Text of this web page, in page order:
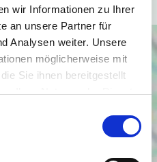
wir Informationen zu Ihrer
an unsere Partner für
Analysen weiter. Unsere
möglicherweise mit
Sie ihnen bereitgestellt
Ihrer Nutzung der Dienste